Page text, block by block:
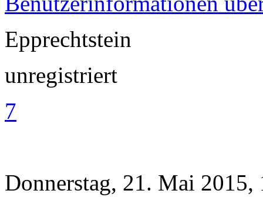
Epprechtstein
unregistriert
7
Donnerstag, 21. Mai 2015,